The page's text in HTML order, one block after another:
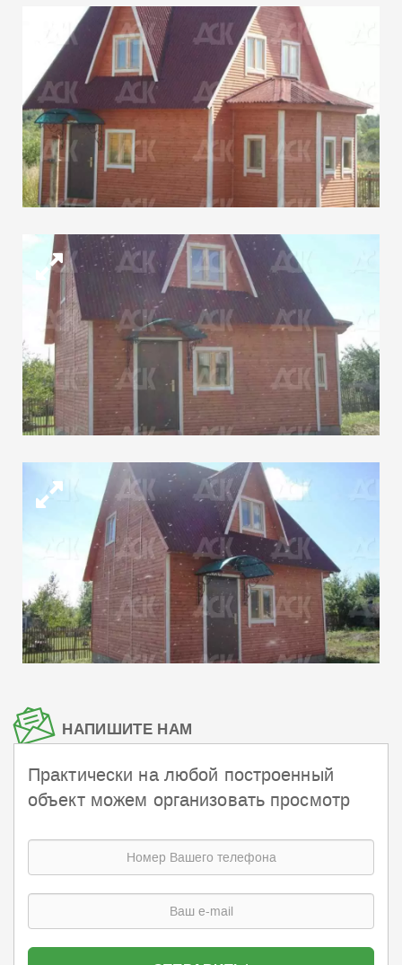
НАПИШИТЕ НАМ
Практически на любой построенный
объект можем организовать просмотр